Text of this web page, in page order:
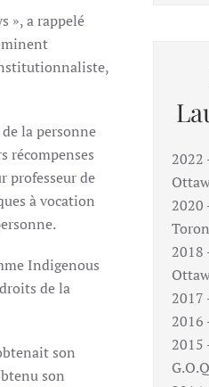
», a rappelé
la personne
récompenses
professeur de
à vocation
Indigenous
de la
son
son
2022
2020
2018
2017
2016
2015